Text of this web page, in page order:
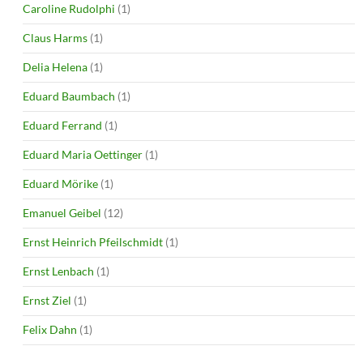
Caroline Rudolphi (1)
Claus Harms (1)
Delia Helena (1)
Eduard Baumbach (1)
Eduard Ferrand (1)
Eduard Maria Oettinger (1)
Eduard Mörike (1)
Emanuel Geibel (12)
Ernst Heinrich Pfeilschmidt (1)
Ernst Lenbach (1)
Ernst Ziel (1)
Felix Dahn (1)